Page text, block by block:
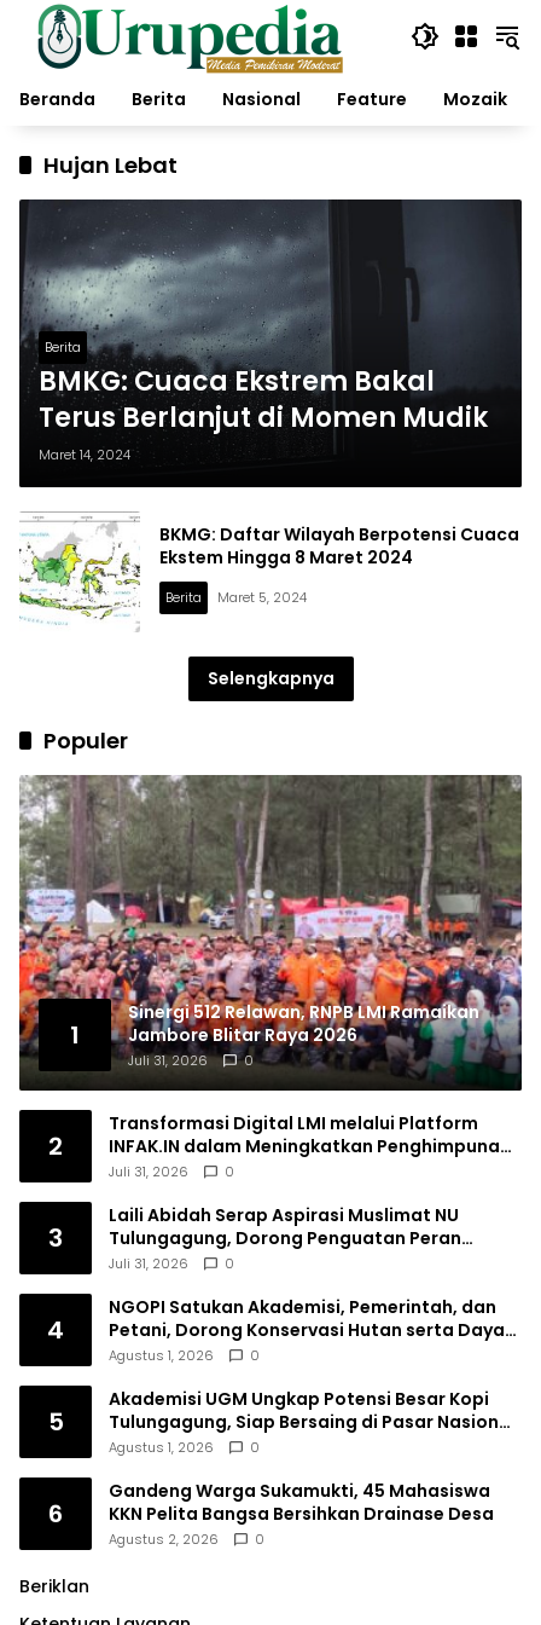
Langsung
konten
Beranda
Berita Nasional Feature Mozaik
Hujan Lebat
Berita
BMKG: Cuaca Ekstrem Bakal
Terus Berlanjut di Momen Mudik
Maret 14, 2024
BKMG: Daftar Wilayah Berpotensi Cuaca
Ekstem Hingga 8 Maret 2024
Berita Maret 5, 2024
Selengkapnya
Populer
1
Sinergi 512 Relawan, RNPB LMI Ramaikan
Jambore Blitar Raya 2026
Juli 31, 2026 0
2
Transformasi Digital LMI melalui Platform
INFAK.IN dalam Meningkatkan Penghimpunan
Dana Filantropi Islam
Juli 31, 2026 0
3
Laili Abidah Serap Aspirasi Muslimat NU
Tulungagung, Dorong Penguatan Peran
Perempuan
Juli 31, 2026 0
4
NGOPI Satukan Akademisi, Pemerintah, dan
Petani, Dorong Konservasi Hutan serta Daya
Saing Kopi Tulungagung
Agustus 1, 2026 0
5
Akademisi UGM Ungkap Potensi Besar Kopi
Tulungagung, Siap Bersaing di Pasar Nasional
hingga Dunia
Agustus 1, 2026 0
6
Gandeng Warga Sukamukti, 45 Mahasiswa
KKN Pelita Bangsa Bersihkan Drainase Desa
Agustus 2, 2026 0
Beriklan